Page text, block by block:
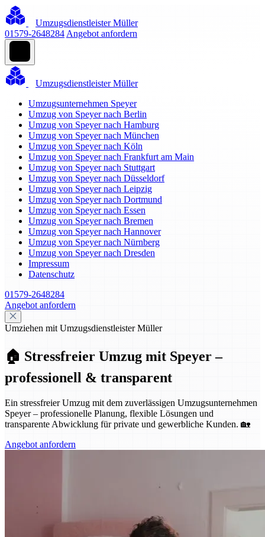
Umzugsdienstleister Müller
01579-2648284 Angebot anfordern
Umzugsdienstleister Müller
Umzugsunternehmen Speyer
Umzug von Speyer nach Berlin
Umzug von Speyer nach Hamburg
Umzug von Speyer nach München
Umzug von Speyer nach Köln
Umzug von Speyer nach Frankfurt am Main
Umzug von Speyer nach Stuttgart
Umzug von Speyer nach Düsseldorf
Umzug von Speyer nach Leipzig
Umzug von Speyer nach Dortmund
Umzug von Speyer nach Essen
Umzug von Speyer nach Bremen
Umzug von Speyer nach Hannover
Umzug von Speyer nach Nürnberg
Umzug von Speyer nach Dresden
Impressum
Datenschutz
01579-2648284
Angebot anfordern
Umziehen mit Umzugsdienstleister Müller
🏠 Stressfreier Umzug mit Speyer –
professionell & transparent
Ein stressfreier Umzug mit dem zuverlässigen Umzugsunternehmen
Speyer – professionelle Planung, flexible Lösungen und
transparente Abwicklung für private und gewerbliche Kunden. 🏡
Angebot anfordern